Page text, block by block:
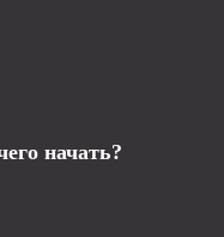
начать?